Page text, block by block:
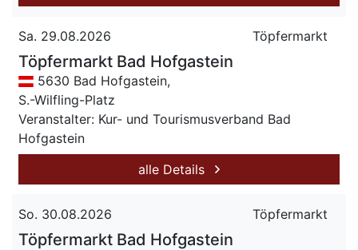
Sa. 29.08.2026 Töpfermarkt
Töpfermarkt Bad Hofgastein
5630 Bad Hofgastein,
S.-Wilfling-Platz
Veranstalter: Kur- und Tourismusverband Bad
Hofgastein
alle Details
So. 30.08.2026 Töpfermarkt
Töpfermarkt Bad Hofgastein